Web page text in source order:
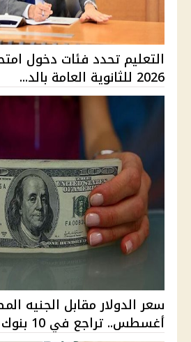
التعليم تحدد فئات دخول
2026 للثانوية العامة بالد...
أغسطس.. تراجع في 10 بنوك وارت...